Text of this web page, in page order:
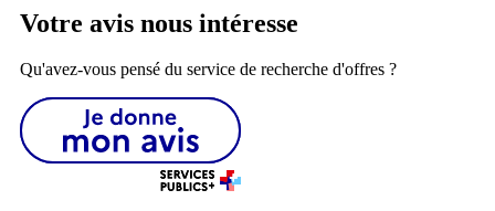
Votre avis nous intéresse
Qu'avez-vous pensé du service de recherche d'offres ?